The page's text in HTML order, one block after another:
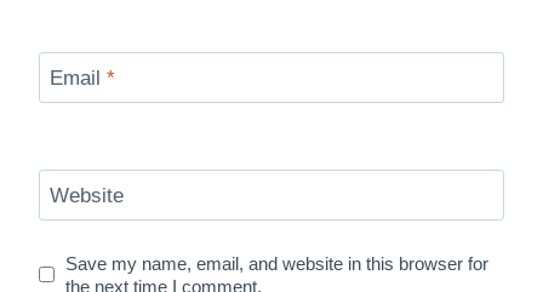
Email *
Website
Save my name, email, and website in this browser for
the next time I comment.